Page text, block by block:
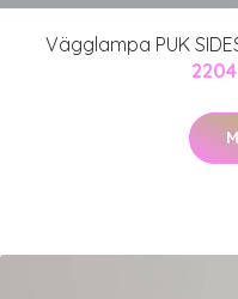
Vägglampa PUK